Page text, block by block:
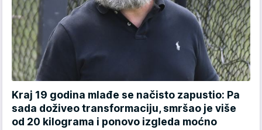
Kraj 19 godina mlađe se načisto zapustio: Pa
sada doživeo transformaciju, smršao je više
od 20 kilograma i ponovo izgleda moćno